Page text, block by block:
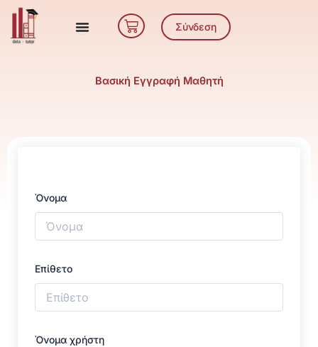
Μετάβαση
περιεχόμενο
Cart Σύνδεση
Βασική Εγγραφή Μαθητή
Όνομα
Επίθετο
Όνομα χρήστη